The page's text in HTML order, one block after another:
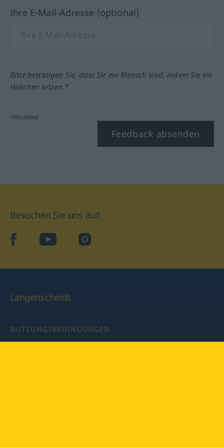
Ihre E-Mail-Adresse (optional)
Bitte bestätigen Sie, dass Sie ein Mensch sind, indem Sie ein
Häkchen setzen.*
*Pflichtfeld
Feedback absenden
Besuchen Sie uns auf:
facebookYouTube Instagram
Langenscheidt
NUTZUNGSBEDINGUNGEN